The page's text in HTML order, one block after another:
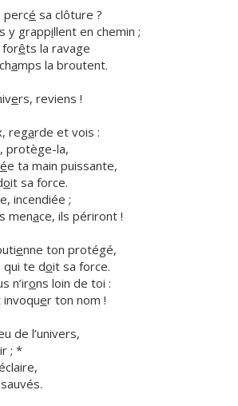
percé sa clôture ?
y grappillent en chemin ;
forêts la ravage
amps la broutent.
ers, reviens !
regarde et vois :
protège-la,
ée ta main puissante,
oit sa force.
incendiée ;
menace, ils périront !
enne ton protégé,
qui te doit sa force.
n’irons loin de toi :
er ton nom !
de l’univers,
; *